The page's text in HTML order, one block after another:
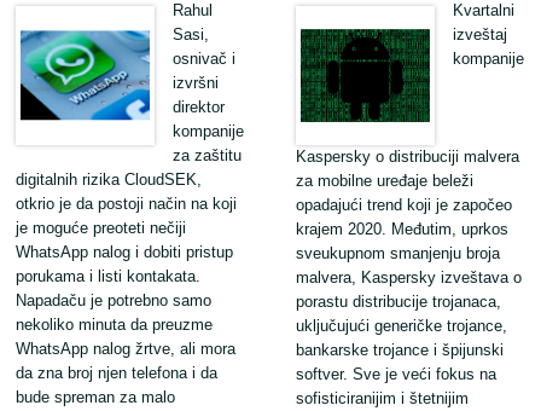
Kvartalni
izveštaj
kompanije
Kaspersky o distribuciji malvera
za mobilne uređaje beleži
opadajući trend koji je započeo
krajem 2020. Međutim, uprkos
sveukupnom smanjenju broja
malvera, Kaspersky izveštava o
porastu distribucije trojanaca,
uključujući generičke trojance,
bankarske trojance i špijunski
softver. Sve je veći fokus na
sofisticiranijim i štetnijim
Rahul
Sasi,
osnivač i
izvršni
direktor
kompanije
za zaštitu
digitalnih rizika CloudSEK,
otkrio je da postoji način na koji
je moguće preoteti nečiji
WhatsApp nalog i dobiti pristup
porukama i listi kontakata.
Napadaču je potrebno samo
nekoliko minuta da preuzme
WhatsApp nalog žrtve, ali mora
da zna broj njen telefona i da
bude spreman za malo